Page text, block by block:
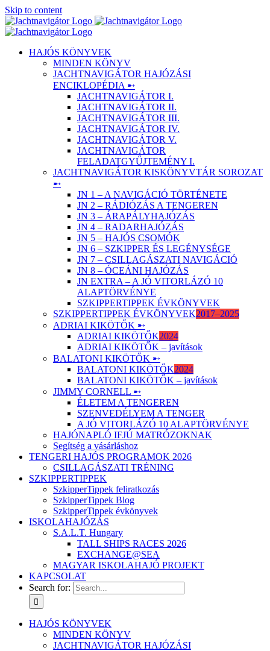
Skip to content
HAJÓS KÖNYVEK
MINDEN KÖNYV
JACHTNAVIGÁTOR HAJÓZÁSI
ENCIKLOPÉDIA ➸
JACHTNAVIGÁTOR I.
JACHTNAVIGÁTOR II.
JACHTNAVIGÁTOR III.
JACHTNAVIGÁTOR IV.
JACHTNAVIGÁTOR V.
JACHTNAVIGÁTOR
FELADATGYŰJTEMÉNY I.
JACHTNAVIGÁTOR KISKÖNYVTÁR SOROZAT
➸
JN 1 – A NAVIGÁCIÓ TÖRTÉNETE
JN 2 – RÁDIÓZÁS A TENGEREN
JN 3 – ÁRAPÁLYHAJÓZÁS
JN 4 – RADARHAJÓZÁS
JN 5 – HAJÓS CSOMÓK
JN 6 – SZKIPPER ÉS LEGÉNYSÉGE
JN 7 – CSILLAGÁSZATI NAVIGÁCIÓ
JN 8 – ÓCEÁNI HAJÓZÁS
JN EXTRA – A JÓ VITORLÁZÓ 10
ALAPTÖRVÉNYE
SZKIPPERTIPPEK ÉVKÖNYVEK
SZKIPPERTIPPEK ÉVKÖNYVEK2017–2025
ADRIAI KIKÖTŐK ➸
ADRIAI KIKÖTŐK2024
ADRIAI KIKÖTŐK – javítások
BALATONI KIKÖTŐK ➸
BALATONI KIKÖTŐK2024
BALATONI KIKÖTŐK – javítások
JIMMY CORNELL ➸
ÉLETEM A TENGEREN
SZENVEDÉLYEM A TENGER
A JÓ VITORLÁZÓ 10 ALAPTÖRVÉNYE
HAJÓNAPLÓ IFJÚ MATRÓZOKNAK
Segítség a vásárláshoz
TENGERI HAJÓS PROGRAMOK 2026
CSILLAGÁSZATI TRÉNING
SZKIPPERTIPPEK
SzkipperTippek feliratkozás
SzkipperTippek Blog
SzkipperTippek évkönyvek
ISKOLAHAJÓZÁS
S.A.L.T. Hungary
TALL SHIPS RACES 2026
EXCHANGE@SEA
MAGYAR ISKOLAHAJÓ PROJEKT
KAPCSOLAT
Search for:
HAJÓS KÖNYVEK
MINDEN KÖNYV
JACHTNAVIGÁTOR HAJÓZÁSI